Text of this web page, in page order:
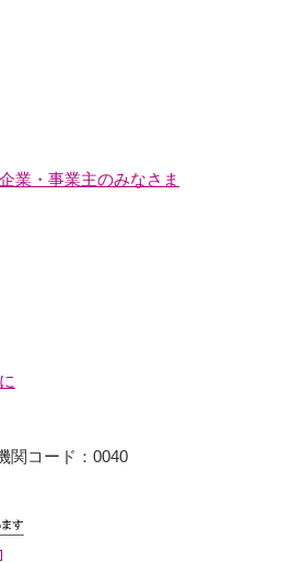
業・事業主のみなさま
関コード：0040